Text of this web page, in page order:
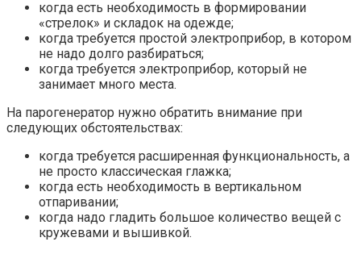
когда есть необходимость в формировании
«стрелок» и складок на одежде;
когда требуется простой электроприбор, в котором
не надо долго разбираться;
когда требуется электроприбор, который не
занимает много места.
На парогенератор нужно обратить внимание при
следующих обстоятельствах:
когда требуется расширенная функциональность, а
не просто классическая глажка;
когда есть необходимость в вертикальном
отпаривании;
когда надо гладить большое количество вещей с
кружевами и вышивкой.